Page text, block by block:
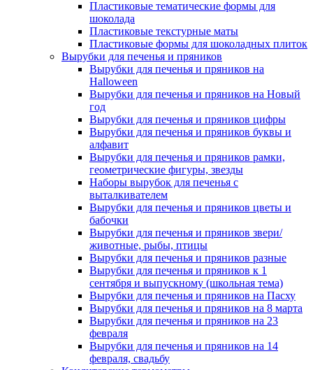
Пластиковые тематические формы для
шоколада
Пластиковые текстурные маты
Пластиковые формы для шоколадных плиток
Вырубки для печенья и пряников
Вырубки для печенья и пряников на
Halloween
Вырубки для печенья и пряников на Новый
год
Вырубки для печенья и пряников цифры
Вырубки для печенья и пряников буквы и
алфавит
Вырубки для печенья и пряников рамки,
геометрические фигуры, звезды
Наборы вырубок для печенья с
выталкивателем
Вырубки для печенья и пряников цветы и
бабочки
Вырубки для печенья и пряников звери/
животные, рыбы, птицы
Вырубки для печенья и пряников разные
Вырубки для печенья и пряников к 1
сентября и выпускному (школьная тема)
Вырубки для печенья и пряников на Пасху
Вырубки для печенья и пряников на 8 марта
Вырубки для печенья и пряников на 23
февраля
Вырубки для печенья и пряников на 14
февраля, свадьбу